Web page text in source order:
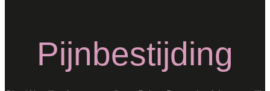
Pijnbestijding